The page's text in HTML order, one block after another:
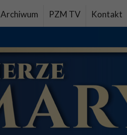
Archiwum PZM TV Kontakt